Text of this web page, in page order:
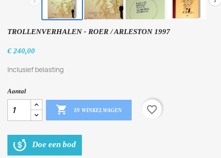
TROLLENVERHALEN - ROER / ARLESTON 1997
€ 240,00
Inclusief belasting
Aantal
 IN WINKELWAGEN favorite_border
Doe een bod